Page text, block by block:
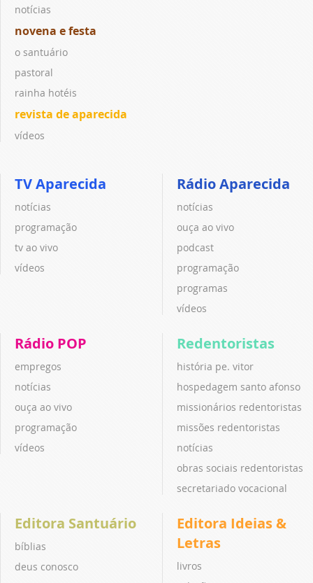
notícias
novena e festa
o santuário
pastoral
rainha hotéis
revista de aparecida
vídeos
TV Aparecida
notícias
programação
tv ao vivo
vídeos
Rádio Aparecida
notícias
ouça ao vivo
podcast
programação
programas
vídeos
Rádio POP
empregos
notícias
ouça ao vivo
programação
vídeos
Redentoristas
história pe. vitor
hospedagem santo afonso
missionários redentoristas
missões redentoristas
notícias
obras sociais redentoristas
secretariado vocacional
Editora Santuário
bíblias
deus conosco
Editora Ideias &
Letras
livros